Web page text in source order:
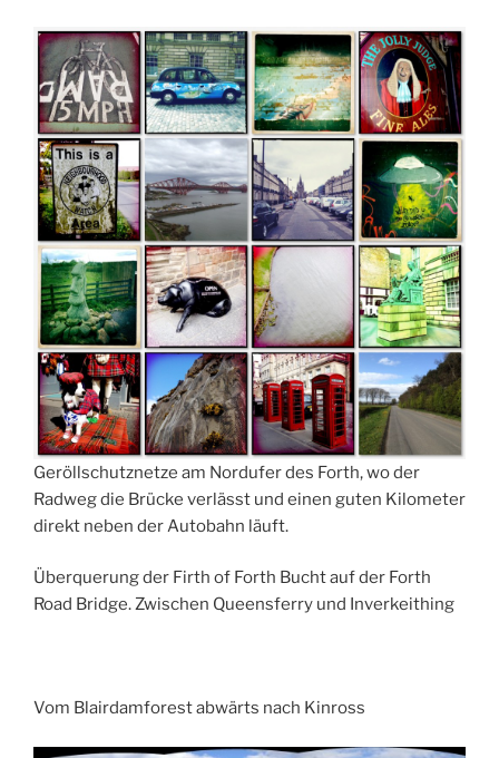
Geröllschutznetze am Nordufer des Forth, wo der
Radweg die Brücke verlässt und einen guten Kilometer
direkt neben der Autobahn läuft.
Überquerung der Firth of Forth Bucht auf der Forth
Road Bridge. Zwischen Queensferry und Inverkeithing
Vom Blairdamforest abwärts nach Kinross